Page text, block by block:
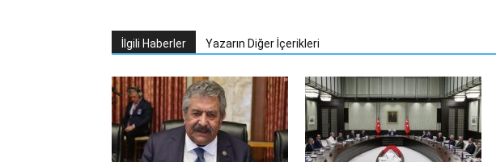
İlgili Haberler Yazarın Diğer İçerikleri